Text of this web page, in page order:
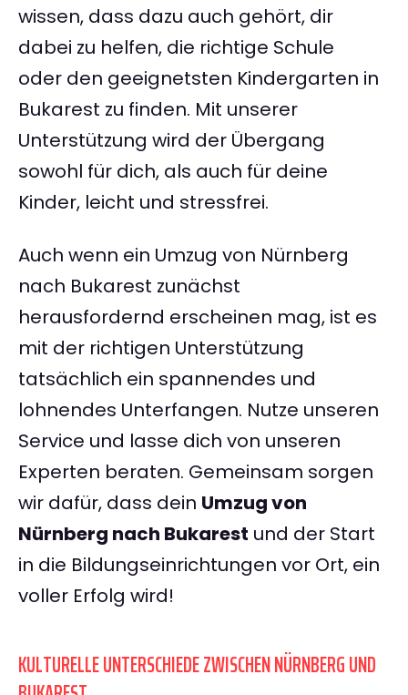
wissen, dass dazu auch gehört, dir
dabei zu helfen, die richtige Schule
oder den geeignetsten Kindergarten in
Bukarest zu finden. Mit unserer
Unterstützung wird der Übergang
sowohl für dich, als auch für deine
Kinder, leicht und stressfrei.
Auch wenn ein Umzug von Nürnberg
nach Bukarest zunächst
herausfordernd erscheinen mag, ist es
mit der richtigen Unterstützung
tatsächlich ein spannendes und
lohnendes Unterfangen. Nutze unseren
Service und lasse dich von unseren
Experten beraten. Gemeinsam sorgen
wir dafür, dass dein Umzug von
Nürnberg nach Bukarest und der Start
in die Bildungseinrichtungen vor Ort, ein
voller Erfolg wird!
KULTURELLE UNTERSCHIEDE ZWISCHEN NÜRNBERG UND